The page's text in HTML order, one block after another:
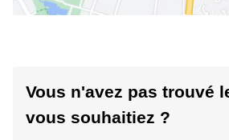
Vous n'avez pas trouvé
vous souhaitiez ?